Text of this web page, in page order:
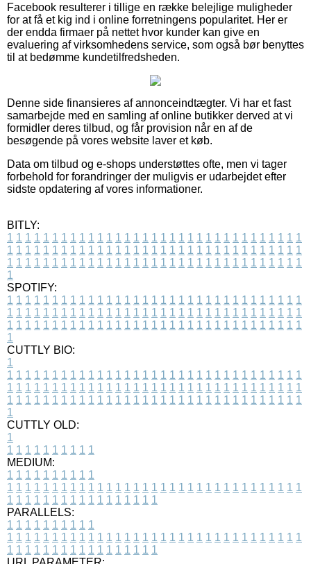
Facebook resulterer i tillige en række belejlige muligheder
for at få et kig ind i online forretningens popularitet. Her er
der endda firmaer på nettet hvor kunder kan give en
evaluering af virksomhedens service, som også bør benyttes
til at bedømme kundetilfredsheden.
Denne side finansieres af annonceindtægter. Vi har et fast
samarbejde med en samling af online butikker derved at vi
formidler deres tilbud, og får provision når en af de
besøgende på vores website laver et køb.
Data om tilbud og e-shops understøttes ofte, men vi tager
forbehold for forandringer der muligvis er udarbejdet efter
sidste opdatering af vores informationer.
BITLY:
1 1 1 1 1 1 1 1 1 1 1 1 1 1 1 1 1 1 1 1 1 1 1 1 1 1 1 1 1 1 1 1 1
1 1 1 1 1 1 1 1 1 1 1 1 1 1 1 1 1 1 1 1 1 1 1 1 1 1 1 1 1 1 1 1 1
1 1 1 1 1 1 1 1 1 1 1 1 1 1 1 1 1 1 1 1 1 1 1 1 1 1 1 1 1 1 1 1 1
1
SPOTIFY:
1 1 1 1 1 1 1 1 1 1 1 1 1 1 1 1 1 1 1 1 1 1 1 1 1 1 1 1 1 1 1 1 1
1 1 1 1 1 1 1 1 1 1 1 1 1 1 1 1 1 1 1 1 1 1 1 1 1 1 1 1 1 1 1 1 1
1 1 1 1 1 1 1 1 1 1 1 1 1 1 1 1 1 1 1 1 1 1 1 1 1 1 1 1 1 1 1 1 1
1
CUTTLY BIO:
1
1 1 1 1 1 1 1 1 1 1 1 1 1 1 1 1 1 1 1 1 1 1 1 1 1 1 1 1 1 1 1 1 1
1 1 1 1 1 1 1 1 1 1 1 1 1 1 1 1 1 1 1 1 1 1 1 1 1 1 1 1 1 1 1 1 1
1 1 1 1 1 1 1 1 1 1 1 1 1 1 1 1 1 1 1 1 1 1 1 1 1 1 1 1 1 1 1 1 1
1
CUTTLY OLD:
1
1 1 1 1 1 1 1 1 1 1
MEDIUM:
1 1 1 1 1 1 1 1 1 1
1 1 1 1 1 1 1 1 1 1 1 1 1 1 1 1 1 1 1 1 1 1 1 1 1 1 1 1 1 1 1 1 1
1 1 1 1 1 1 1 1 1 1 1 1 1 1 1 1 1
PARALLELS:
1 1 1 1 1 1 1 1 1 1
1 1 1 1 1 1 1 1 1 1 1 1 1 1 1 1 1 1 1 1 1 1 1 1 1 1 1 1 1 1 1 1 1
1 1 1 1 1 1 1 1 1 1 1 1 1 1 1 1 1